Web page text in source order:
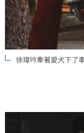
徐瑋吟牽著愛犬下了